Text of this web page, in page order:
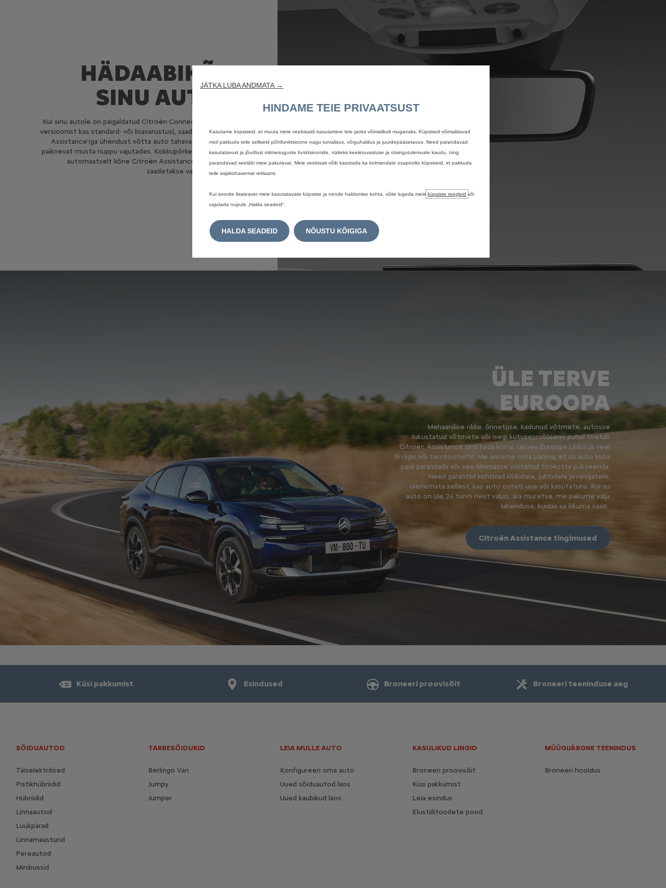
HÄDAABIKÕNE
SINU AUTOST
Kui sinu autole on paigaldatud Citroën Connect Box (olenevalt
versioonist kas standard- või lisavarustus), saad hõlpsalt Citroën
Assistance'iga ühendust võtta auto tahavaatepeegli lähedal
paiknevat musta nuppu vajutades. Kokkupõrke korral teeb auto
automaatselt kõne Citroën Assistance'ile ning seejärel
saadetakse vajadusel kohe abi.
ÜLE TERVE
EUROOPA
Mehaanilise rikke, õnnetuse, kadunud võtmete, autosse
lukustatud võtmete või isegi kütuseprobleemi puhul toetab
Citroën Assistance sind häda korral terves Euroopa Liidus ja veel
15 riigis või territooriumil. Me anname oma parima, et su auto koha
peal parandada või see lähimasse volitatud töökotta pukseerida.
Need garantiid kehtivad kõikidele, juhtidele ja reisijatele,
olenemata sellest, kas auto osteti uue või kasutatuna. Kui su
auto on üle 24 tunni rivist väljas, ära muretse, me pakume välja
lahenduse, kuidas sa liikuma saad.
Citroën Assistance tingimused
Küsi pakkumist Esindused Broneeri proovisõit Broneeri teeninduse aeg
SÕIDUAUTOD
Täiselektrilised
Pistikhübriidid
Hübriidid
Linnaautod
Luukpärad
Linnamaasturid
Pereautod
Minibussid
TARBESÕIDUKID
Berlingo Van
Jumpy
Jumper
LEIA MULLE AUTO
Konfigureeri oma auto
Uued sõiduautod laos
Uued kaubikud laos
KASULIKUD LINGID
Broneeri proovisõit
Küsi pakkumist
Leia esindus
Elustiilitoodete pood
MÜÜGIJÄRGNE TEENINDUS
Broneeri hooldus
JÄTKA LUBA ANDMATA →
HINDAME TEIE PRIVAATSUST
Kasutame küpsiseid, et muuta meie veebisaidi kasutamine teie jaoks võimalikult mugavaks. Küpsised võimaldavad
meil pakkuda teile selliseid põhifunktsioone nagu turvalisus, võrguhaldus ja juurdepääsetavus. Need parandavad
kasutatavust ja jõudlust mitmesuguste funktsioonide, näiteks keeletuvastuse ja otsingutulemuste kaudu, ning
parandavad seeläbi meie pakutavat. Meie veebisait võib kasutada ka kolmandate osapoolte küpsiseid, et pakkuda
teile asjakohasemat reklaami.
Kui soovite lisateavet meie kasutatavate küpsiste ja nende haldamise kohta, võite lugeda meie küpsiste reegleid või
vajutada nupule „Halda seadeid“.
HALDA SEADEID NÕUSTU KÕIGIGA